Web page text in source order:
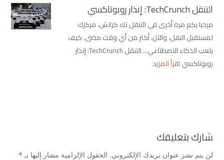
التنقل TechCrunch: إنذار روبوتاكسي
مرحبا بكم مرة أخرى في التنقل تك كرانش، مركزك
لمستقبل النقل، والآن، أكثر من أي وقت مضى، كيف
يلعب الذكاء الاصطناعي... التنقل TechCrunch: إنذار
روبوتاكسياقرأ المزيد
شارك بتعليقك
لن يتم نشر عنوان بريدك الإلكتروني. الحقول الإلزامية مشار إليها بـ *